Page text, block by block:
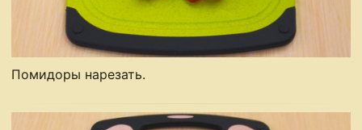
Помидоры нарезать.